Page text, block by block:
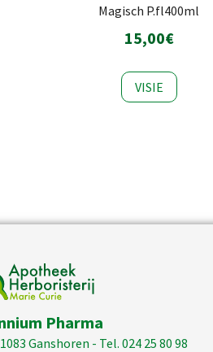
Magisch P.fl400ml
15,00€
VISIE
Pharma
Ganshoren - Tel. 024 25 80 98